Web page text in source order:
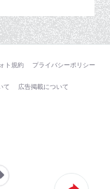
ト規約 プライバシーポリシー
て 広告掲載について